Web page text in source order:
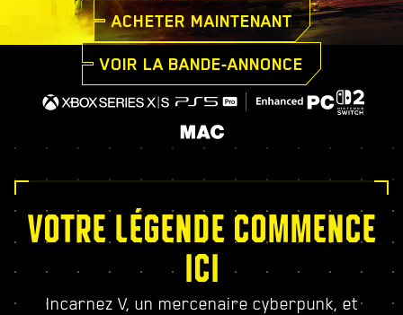
ACHETER MAINTENANT
VOIR LA BANDE-ANNONCE
VOTRE LÉGENDE COMMENCE
ICI
Incarnez V, un mercenaire cyberpunk, et